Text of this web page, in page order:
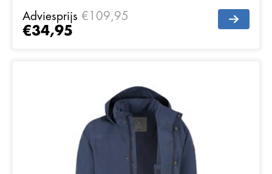
Adviesprijs €109,95
€34,95